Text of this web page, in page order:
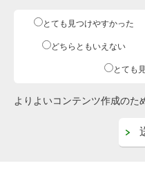
とても見つけやすかった
どちらともいえない
とても
よりよいコンテンツ作成のた